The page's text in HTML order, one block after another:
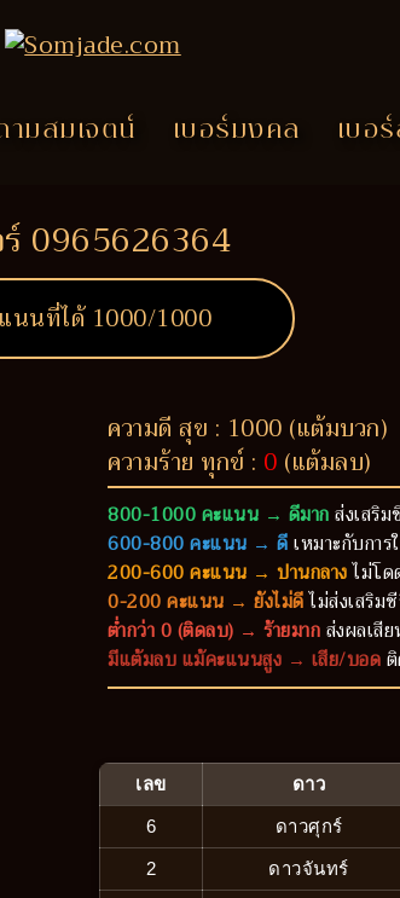
ามสมเจตน์ เบอร์มงคล เบอ
ร์ 0965626364
นนที่ได้ 1000/1000
ความดี สุข : 1000 (แต้มบวก)
ความร้าย ทุกข์ : 0 (แต้มลบ)
800-1000 คะแนน → ดีมากส่งเสริ
600-800 คะแนน → ดีเหมาะกับกา
200-600 คะแนน → ปานกลางไม่โด
0-200 คะแนน → ยังไม่ดีไม่ส่งเสริม
ต่ำกว่า 0 (ติดลบ) → ร้ายมากส่งผลเสี
มีแต้มลบ แม้คะแนนสูง → เสีย/บอด
เลข ดาว
6 ดาวศุกร์
2 ดาวจันทร์